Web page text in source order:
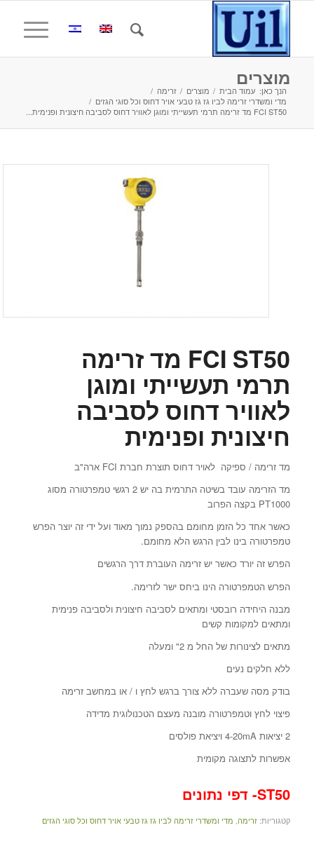
מוצרים
הנך כאן: עמוד הבית / מוצרים / זרימה /
מדי ומשדרי זרימה לביו גז גז טבעי אויר דחוס וכל סוגי הגזים /
FCI ST50 מד זרימה תרמי תעשייתי ומוגן לאוויר דחוס לסביבה חיצונית ופנימית...
FCI ST50 מד זרימה
תרמי תעשייתי ומוגן
לאוויר דחוס לסביבה
חיצונית ופנימית
מד זרימה / ספיקה לאויר דחוס תוצרת חברת FCI ארה"ב
מד הזרימה עובד בשיטה התרמית בה יש 2 רגשי טמפרטורה מסוג
PT1000 בקצה הפרוב
כאשר אחד כל הזמן מחומם בהספק נמוך מאוד ועל ידי זה יוצר הפרש
טמפרטורה בינו לבין הרגש הלא מחומם.
הפרש זה יורד כאשר יש זרימה העוברת דרך הרגשים
הפרש הטמפרטורה הינו ביחס ישר לזרימה.
מבנה היחידה רובסטי ומתאים לסביבה חיצונית ולסביבה פנימית
ומתאים למקומות קשים
מתאים לצינורות של החל מ 2" ומעלה
ללא חלקים נעים
בודק מסה שעברה ללא צורך ברגש לחץ ו / או במחשב זרימה
פיצוי לחץ וטמפרטורה מובנה מעצם הטכנולוגית מדידה
2 יציאות 4-20mA ויציאת פולסים
אפשרות לתצוגה מקומית
ST50- דפי נתונים
קטגוריות: זרימה, מדי ומשדרי זרימה לביו גז גז טבעי אויר דחוס וכל סוגי הגזים